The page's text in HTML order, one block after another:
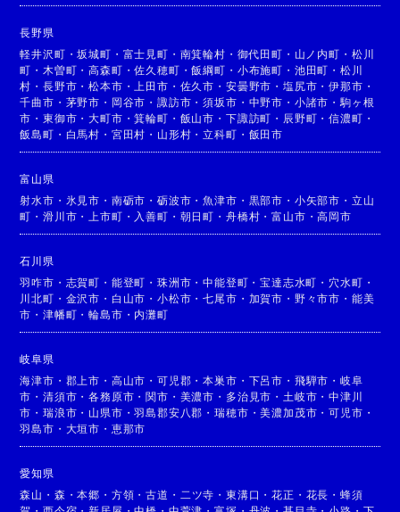
長野県
軽井沢町 ・坂城町 ・ 富士見町 ・ 南箕輪村 ・ 御代田町 ・ 山ノ内町 ・ 松川
町 ・ 木曽町 ・高森町 ・佐久穂町 ・飯綱町 ・ 小布施町 ・ 池田町 ・ 松川
村 ・長野市 ・松本市 ・ 上田市 ・ 佐久市 ・ 安曇野市 ・ 塩尻市 ・伊那市 ・
千曲市 ・ 茅野市 ・ 岡谷市 ・諏訪市 ・須坂市 ・ 中野市 ・ 小諸市 ・ 駒ヶ根
市 ・東御市 ・大町市 ・箕輪町 ・ 飯山市 ・ 下諏訪町 ・ 辰野町 ・信濃町 ・
飯島町 ・ 白馬村 ・ 宮田村 ・ 山形村 ・立科町 ・ 飯田市
富山県
射水市 ・ 氷見市 ・ 南砺市 ・砺波市 ・魚津市 ・ 黒部市 ・ 小矢部市 ・ 立山
町 ・滑川市 ・ 上市町 ・ 入善町 ・ 朝日町 ・ 舟橋村 ・富山市 ・高岡市
石川県
羽咋市 ・ 志賀町 ・ 能登町 ・珠洲市 ・中能登町 ・宝達志水町 ・ 穴水町 ・
川北町 ・ 金沢市 ・ 白山市 ・小松市 ・七尾市 ・ 加賀市 ・ 野々市市 ・ 能美
市 ・津幡町 ・輪島市 ・ 内灘町
岐阜県
海津市 ・ 郡上市 ・ 高山市 ・可児郡 ・本巣市 ・ 下呂市 ・ 飛騨市 ・ 岐阜
市 ・清須市 ・各務原市 ・関市 ・ 美濃市 ・ 多治見市 ・ 土岐市 ・中津川
市 ・瑞浪市 ・ 山県市 ・羽島郡安八郡 ・瑞穂市 ・美濃加茂市 ・可児市 ・
羽島市 ・ 大垣市 ・ 恵那市
愛知県
森山 ・ 森 ・本郷 ・ 方領 ・古道 ・ 二ツ寺 ・ 東溝口 ・花正 ・ 花長 ・ 蜂須